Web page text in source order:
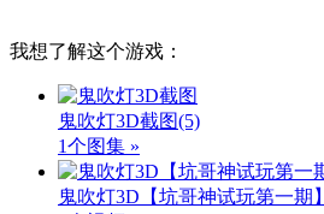
我想了解这个游戏：
鬼吹灯3D截图(5)
1个图集 »
鬼吹灯3D【坑哥神试玩第一期】